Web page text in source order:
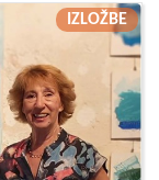
IZLOŽBE